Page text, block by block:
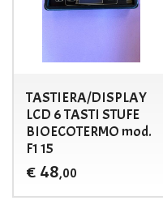
TASTIERA/DISPLAY
LCD 6 TASTI STUFE
BIOECOTERMO mod.
F1 15
€ 48,00